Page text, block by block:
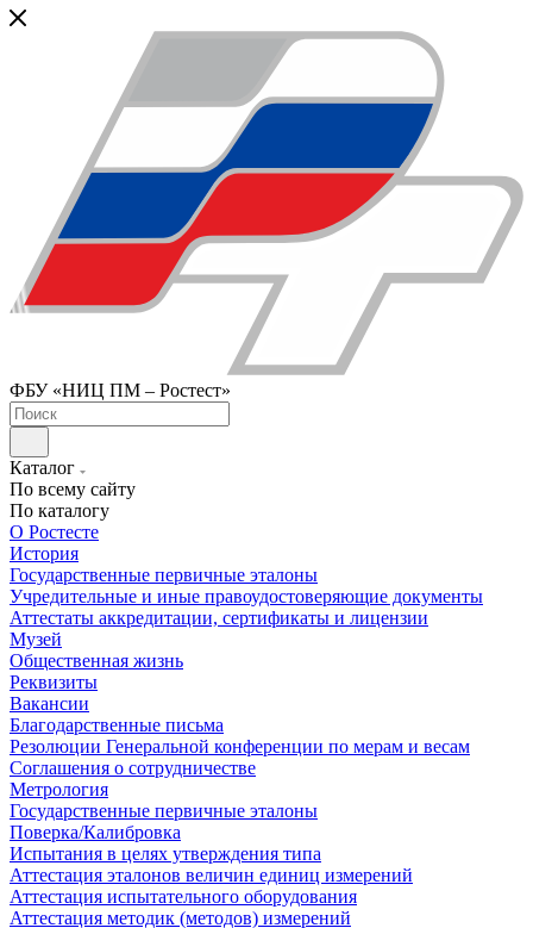
ФБУ «НИЦ ПМ – Ростест»
Каталог
По всему сайту
По каталогу
О Ростесте
История
Государственные первичные эталоны
Учредительные и иные правоудостоверяющие документы
Аттестаты аккредитации, сертификаты и лицензии
Музей
Общественная жизнь
Реквизиты
Вакансии
Благодарственные письма
Резолюции Генеральной конференции по мерам и весам
Соглашения о сотрудничестве
Метрология
Государственные первичные эталоны
Поверка/Калибровка
Испытания в целях утверждения типа
Аттестация эталонов величин единиц измерений
Аттестация испытательного оборудования
Аттестация методик (методов) измерений